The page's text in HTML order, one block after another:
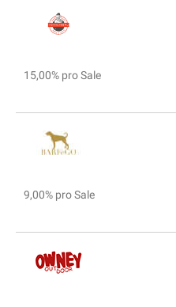
15,00% pro Sale
9,00% pro Sale